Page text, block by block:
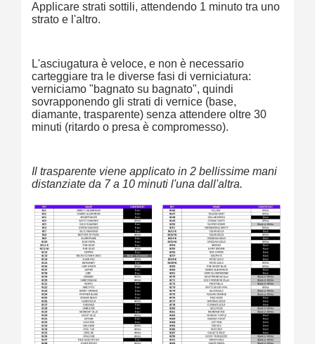
Applicare strati sottili, attendendo 1 minuto tra uno
strato e l'altro.
L'asciugatura è veloce, e non è necessario
carteggiare tra le diverse fasi di verniciatura:
verniciamo "bagnato su bagnato", quindi
sovrapponendo gli strati di vernice (base,
diamante, trasparente) senza attendere oltre 30
minuti (ritardo o presa è compromesso).
Il trasparente viene applicato in 2 bellissime mani
distanziate da 7 a 10 minuti l'una dall'altra.